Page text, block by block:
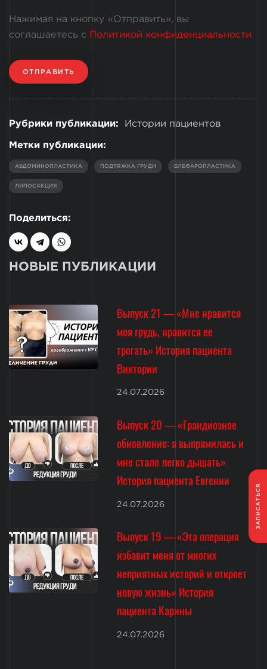
ЗАПИСАТЬСЯ
Нажимая на кнопку «Отправить», вы
соглашаетесь с Политикой конфиденциальности
ОТПРАВИТЬ
Рубрики публикации: Истории пациентов
Метки публикации:
АБДОМИНОПЛАСТИКА ПОДТЯЖКА ГРУДИ БЛЕФАРОПЛАСТИКА
ЛИПОСАКЦИЯ
Поделиться:
НОВЫЕ ПУБЛИКАЦИИ
Выпуск 21 — «Мне нравится
моя грудь, нравится ее
трогать» История пациента
Виктории
24.07.2026
Выпуск 20 — «Грандиозное
обновление: я выпрямилась и
мне стало легко дышать»
История пациента Евгении
24.07.2026
Выпуск 19 — «Эта операция
избавит меня от многих
неприятных историй и откроет
новую жизнь» История
пациента Карины
24.07.2026